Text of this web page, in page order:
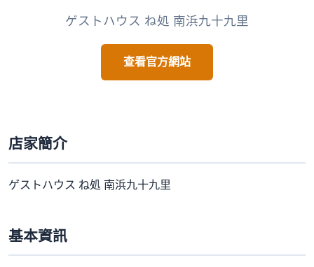
ゲストハウス ね処 南浜九十九里
查看官方網站
店家簡介
ゲストハウス ね処 南浜九十九里
基本資訊